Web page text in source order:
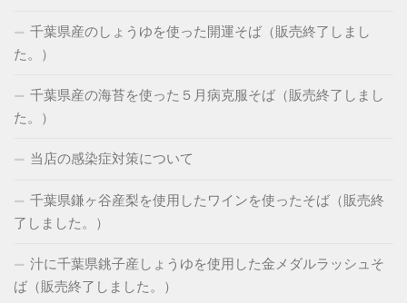
千葉県産のしょうゆを使った開運そば（販売終了しまし
た。）
千葉県産の海苔を使った５月病克服そば（販売終了しまし
た。）
当店の感染症対策について
千葉県鎌ヶ谷産梨を使用したワインを使ったそば（販売終
了しました。）
汁に千葉県銚子産しょうゆを使用した金メダルラッシュそ
ば（販売終了しました。）